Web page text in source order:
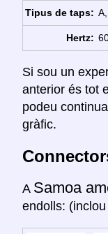
Tipus de taps:
Hertz:
Si sou un
anterior és tot
podeu
gràfic.
A Samoa
endolls: